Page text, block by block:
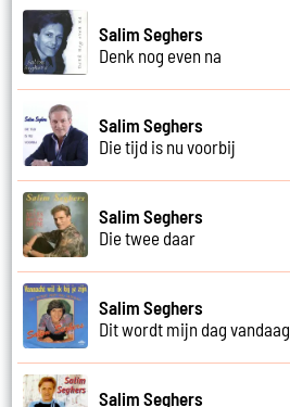
Salim Seghers
Denk nog even na
Salim Seghers
Die tijd is nu voorbij
Salim Seghers
Die twee daar
Salim Seghers
Dit wordt mijn dag vandaag
Salim Seghers